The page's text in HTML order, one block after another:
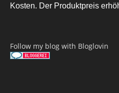
Kosten. Der Produktpreis
Follow my blog with Bloglovin